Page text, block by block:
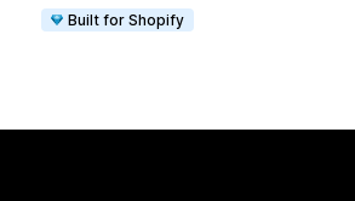
Built for Shopify